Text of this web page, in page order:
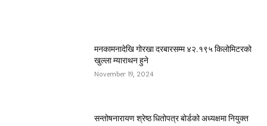
मनकामनादेखि गोरखा दरबारसम्म ४२.१९५ किलोमिटरको
खुल्ला म्याराथन हुने
November 19, 2024
सन्तोषनारायण श्रेष्ठ धितोपत्र बोर्डको अध्यक्षमा नियुक्त